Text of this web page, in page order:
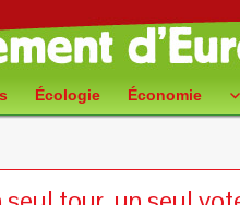
Écologie Économie